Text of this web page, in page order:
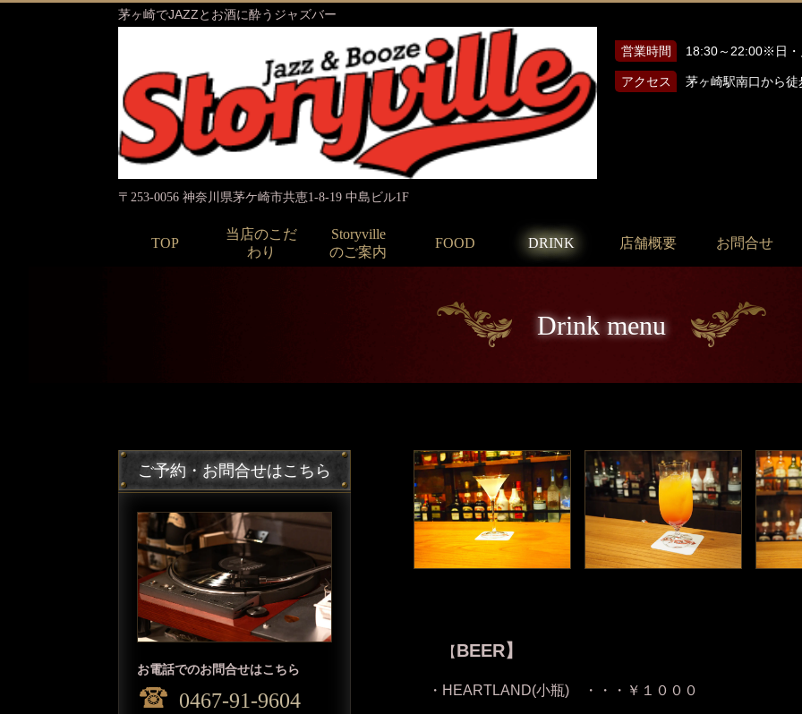
茅ヶ崎でJAZZとお酒に酔うジャズバー
〒253-0056 神奈川県茅ケ崎市共恵1-8-19 中島ビル1F
営業時間 18:30～22:00※日・
アクセス 茅ヶ崎駅南口から徒
TOP
当店のこだ
わり
Storyville
のご案内
FOOD DRINK 店舗概要 お問合せ
Drink menu
【 BEER】
・HEARTLAND(小瓶) ・・・￥１０００
ご予約・お問合せはこちら
お電話でのお問合せはこちら
0467-91-9604